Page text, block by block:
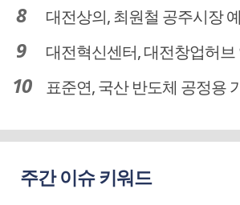
대전상의, 최원철 공주시장 예방… 지
대전혁신센터, 대전창업허브 입
표준연, 국산 반도체 공정용 가스 '
주간 이슈 키워드